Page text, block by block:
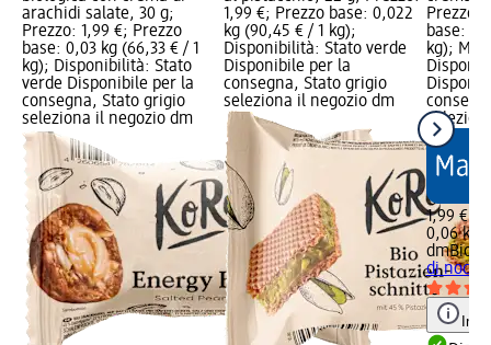
arachidi salate, 30 g;
Prezzo: 1,99 €; Prezzo
base: 0,03 kg (66,33 € / 1
kg); Disponibilità: Stato
verde Disponibile per la
consegna, Stato grigio
seleziona il negozio dm
1,99 €; Prezzo base: 0,022
kg (90,45 € / 1 kg);
Disponibilità: Stato verde
Disponibile per la
consegna, Stato grigio
seleziona il negozio dm
Prezzo:
base:
kg);
1,99 €
0,06 kg
dmBio
di